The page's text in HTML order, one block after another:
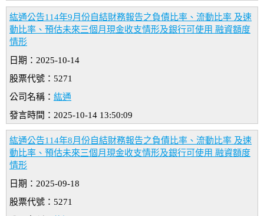
紘通公告114年9月份自結財務報告之負債比率、流動比率 及速
動比率、預估未來三個月現金收支情形及銀行可使用 融資額度
情形
日期：2025-10-14
股票代號：5271
公司名稱： 紘通
發言時間：2025-10-14 13:50:09
紘通公告114年8月份自結財務報告之負債比率、流動比率 及速
動比率、預估未來三個月現金收支情形及銀行可使用 融資額度
情形
日期：2025-09-18
股票代號：5271